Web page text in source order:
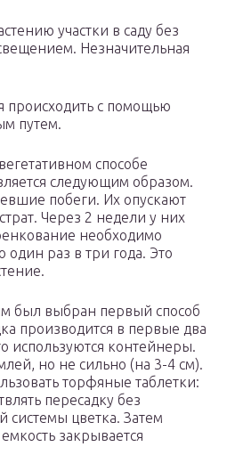
участки в саду без
Незначительная
происходить с помощью
путем.
способе
следующим образом.
побеги. Их опускают
Через 2 недели у них
необходимо
раз в три года. Это
был выбран первый способ
производится в первые два
используются контейнеры.
но не сильно (на 3-4 см).
торфяные таблетки:
пересадку без
системы цветка. Затем
закрывается